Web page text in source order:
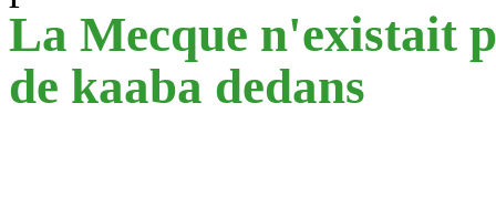
La Mecque n'existait
de kaaba dedans